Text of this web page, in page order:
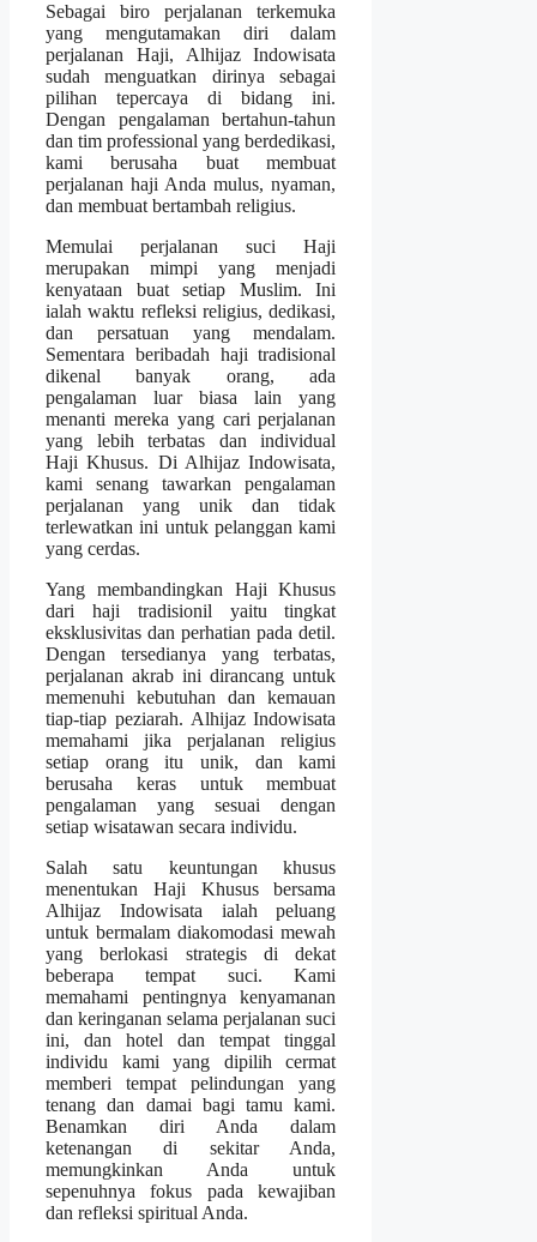
Sebagai biro perjalanan terkemuka
yang mengutamakan diri dalam
perjalanan Haji, Alhijaz Indowisata
sudah menguatkan dirinya sebagai
pilihan tepercaya di bidang ini.
Dengan pengalaman bertahun-tahun
dan tim professional yang berdedikasi,
kami berusaha buat membuat
perjalanan haji Anda mulus, nyaman,
dan membuat bertambah religius.
Memulai perjalanan suci Haji
merupakan mimpi yang menjadi
kenyataan buat setiap Muslim. Ini
ialah waktu refleksi religius, dedikasi,
dan persatuan yang mendalam.
Sementara beribadah haji tradisional
dikenal banyak orang, ada
pengalaman luar biasa lain yang
menanti mereka yang cari perjalanan
yang lebih terbatas dan individual
Haji Khusus. Di Alhijaz Indowisata,
kami senang tawarkan pengalaman
perjalanan yang unik dan tidak
terlewatkan ini untuk pelanggan kami
yang cerdas.
Yang membandingkan Haji Khusus
dari haji tradisionil yaitu tingkat
eksklusivitas dan perhatian pada detil.
Dengan tersedianya yang terbatas,
perjalanan akrab ini dirancang untuk
memenuhi kebutuhan dan kemauan
tiap-tiap peziarah. Alhijaz Indowisata
memahami jika perjalanan religius
setiap orang itu unik, dan kami
berusaha keras untuk membuat
pengalaman yang sesuai dengan
setiap wisatawan secara individu.
Salah satu keuntungan khusus
menentukan Haji Khusus bersama
Alhijaz Indowisata ialah peluang
untuk bermalam diakomodasi mewah
yang berlokasi strategis di dekat
beberapa tempat suci. Kami
memahami pentingnya kenyamanan
dan keringanan selama perjalanan suci
ini, dan hotel dan tempat tinggal
individu kami yang dipilih cermat
memberi tempat pelindungan yang
tenang dan damai bagi tamu kami.
Benamkan diri Anda dalam
ketenangan di sekitar Anda,
memungkinkan Anda untuk
sepenuhnya fokus pada kewajiban
dan refleksi spiritual Anda.